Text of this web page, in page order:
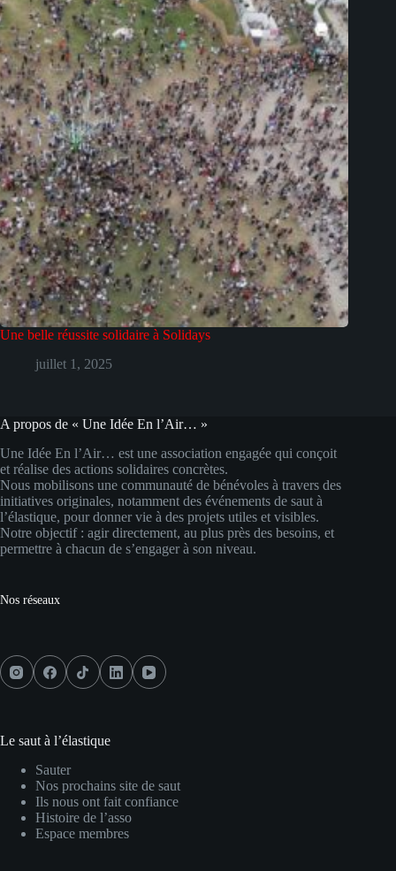
Une belle réussite solidaire à Solidays
juillet 1, 2025
A propos de « Une Idée En l’Air… »
Une Idée En l’Air… est une association engagée qui conçoit
et réalise des actions solidaires concrètes.
Nous mobilisons une communauté de bénévoles à travers des
initiatives originales, notamment des événements de saut à
l’élastique, pour donner vie à des projets utiles et visibles.
Notre objectif : agir directement, au plus près des besoins, et
permettre à chacun de s’engager à son niveau.
Nos réseaux
Le saut à l’élastique
Sauter
Nos prochains site de saut
Ils nous ont fait confiance
Histoire de l’asso
Espace membres